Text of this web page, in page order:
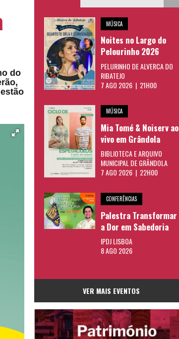
do
MÚSICA
Noites no Largo do
Pelourinho 2026
PELURINHO DE ALVERCA DO
RIBATEJO
7 AGO 2026 | 21H00
MÚSICA
Mia Tomé & Noiserv ao
vivo em Grândola
BIBLIOTECA E ARQUIVO
MUNICIPAL DE GRÂNDOLA
7 AGO 2026 | 22H00
CONFERÊNCIAS
Palestra Transformar
a Dor em Sabedoria
IPDJ LISBOA
8 AGO 2026
VER MAIS EVENTOS